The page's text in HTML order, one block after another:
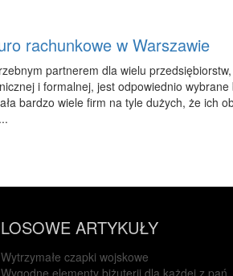
rachunkowe w Warszawie
partnerem dla wielu
i formalnej, jest odpowiednio
bardzo wiele firm na tyle dużych, że ich
LOSOWE ARTYKUŁY
Wytrzymałe czapki wojskowe